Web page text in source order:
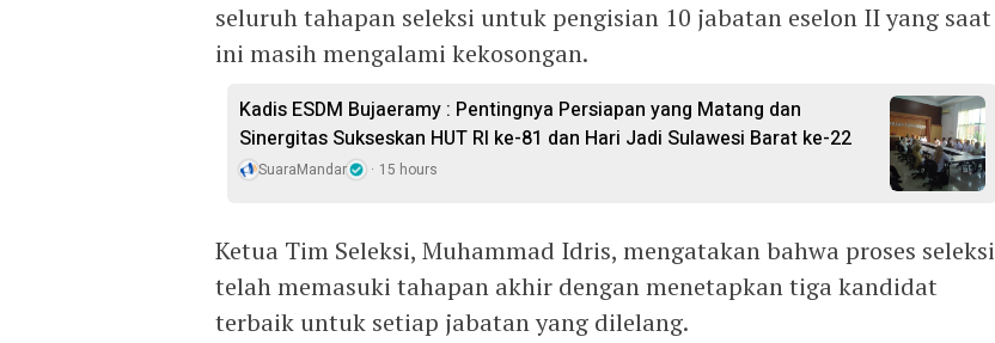
seluruh tahapan seleksi untuk pengisian 10 jabatan eselon II yang saat
ini masih mengalami kekosongan.
Kadis ESDM Bujaeramy : Pentingnya Persiapan yang Matang dan
Sinergitas Sukseskan HUT RI ke-81 dan Hari Jadi Sulawesi Barat ke-22
SuaraMandar 15 hours
Ketua Tim Seleksi, Muhammad Idris, mengatakan bahwa proses seleksi
telah memasuki tahapan akhir dengan menetapkan tiga kandidat
terbaik untuk setiap jabatan yang dilelang.